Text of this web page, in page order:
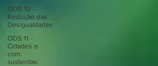
ODS 10 -
Redução das
Desigualdades
ODS 11 -
Cidades e
com.
sustentav.